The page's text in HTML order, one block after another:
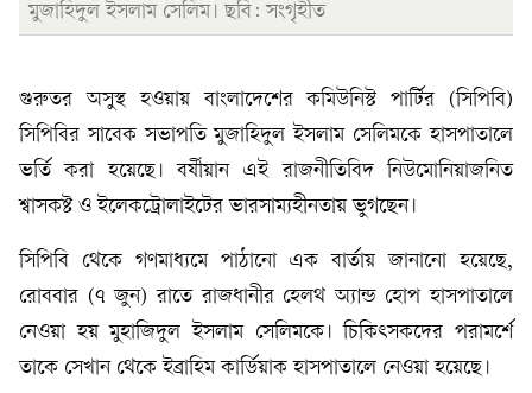
মুজাহিদুল ইসলাম সেলিম। ছবি: সংগৃহীত
গুরুতর অসুস্থ হওয়ায় বাংলাদেশের কমিউনিস্ট পার্টির (সিপিবি)
সিপিবির সাবেক সভাপতি মুজাহিদুল ইসলাম সেলিমকে হাসপাতালে
ভর্তি করা হয়েছে। বর্ষীয়ান এই রাজনীতিবিদ নিউমোনিয়াজনিত
শ্বাসকষ্ট ও ইলেকট্রোলাইটের ভারসাম্যহীনতায় ভুগছেন।
সিপিবি থেকে গণমাধ্যমে পাঠানো এক বার্তায় জানানো হয়েছে,
রোববার (৭ জুন) রাতে রাজধানীর হেলথ অ্যান্ড হোপ হাসপাতালে
নেওয়া হয় মুহাজিদুল ইসলাম সেলিমকে। চিকিৎসকদের পরামর্শে
তাকে সেখান থেকে ইব্রাহিম কার্ডিয়াক হাসপাতালে নেওয়া হয়েছে।